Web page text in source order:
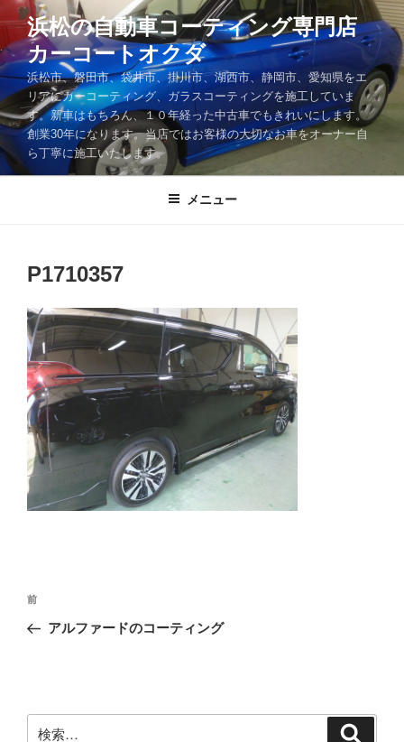
ン
テ
ン
ツ
へ
ス
キ
浜松の自動車コーティング専門店
カーコートオクダ
浜松市、磐田市、袋井市、掛川市、湖西市、静岡市、愛知県をエ
リアにカーコーティング、ガラスコーティングを施工していま
す。新車はもちろん、１０年経った中古車でもきれいにします。
創業30年になります。当店ではお客様の大切なお車をオーナー自
ら丁寧に施工いたします。
メニュー
P1710357
投
ナ
ー
前
の
前
アルファードのコーティング